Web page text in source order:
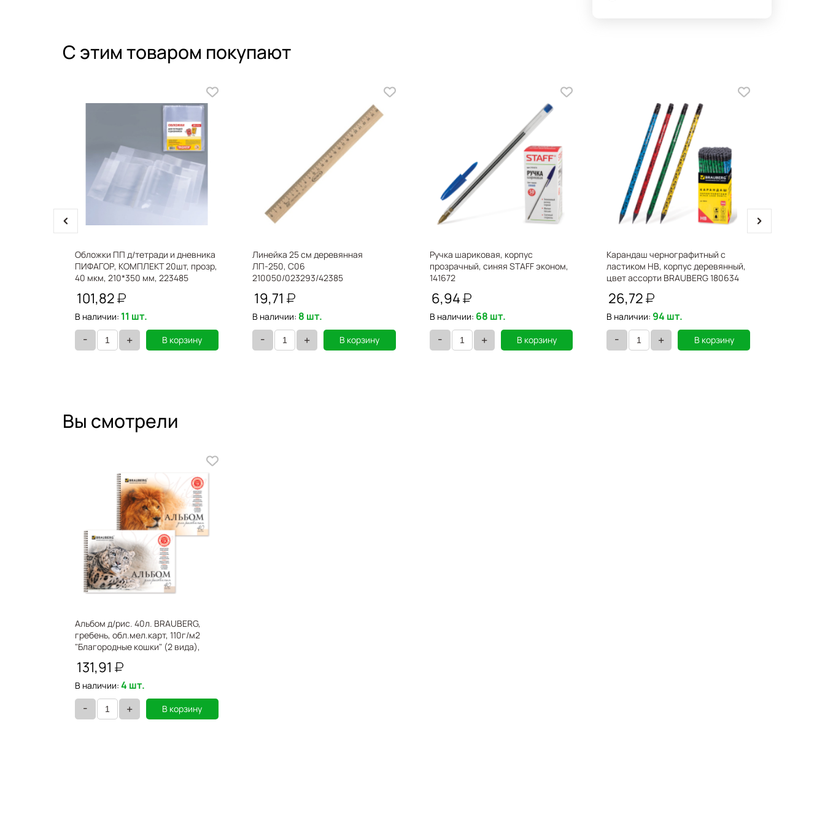
С этим товаром покупают
Обложки ПП д/тетради и дневника
ПИФАГОР, КОМПЛЕКТ 20шт, прозр,
40 мкм, 210*350 мм, 223485
101,82
В наличии: 11 шт.
- + В корзину
Линейка 25 см деревянная
ЛП-250, С06
210050/023293/42385
19,71
В наличии: 8 шт.
- + В корзину
Ручка шариковая, корпус
прозрачный, синяя STAFF эконом,
141672
6,94
В наличии: 68 шт.
- + В корзину
Карандаш чернографитный с
ластиком НВ, корпус деревянный,
цвет ассорти BRAUBERG 180634
26,72
В наличии: 94 шт.
- + В корзину
prev next
Вы смотрели
Альбом д/рис. 40л. BRAUBERG,
гребень, обл.мел.карт, 110г/м2
"Благородные кошки" (2 вида),
131,91
В наличии: 4 шт.
- + В корзину